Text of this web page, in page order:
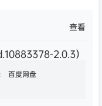
查看
2.0.3）
百度网盘